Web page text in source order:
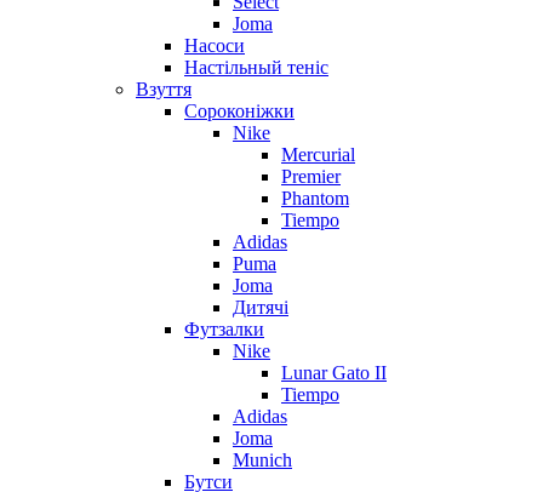
Joma
Насоси
Настільный теніс
Взуття
Сороконіжки
Nike
Mercurial
Premier
Phantom
Tiempo
Adidas
Puma
Joma
Дитячі
Футзалки
Nike
Lunar Gato II
Tiempo
Adidas
Joma
Munich
Бутси